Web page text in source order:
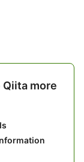
Qiita more